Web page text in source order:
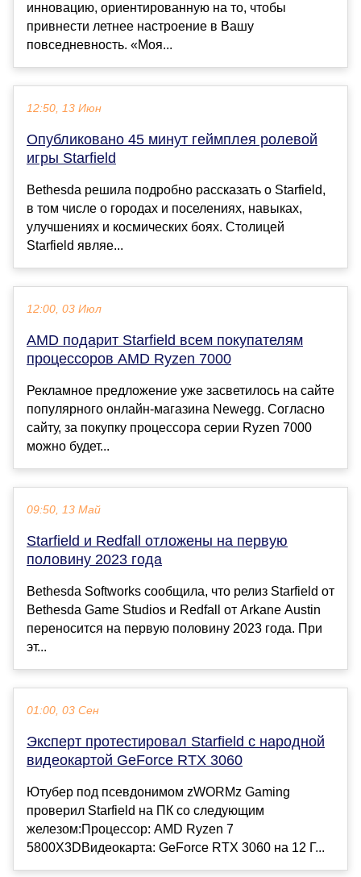
инновацию, ориентированную на то, чтобы
привнести летнее настроение в Вашу
повседневность. «Моя...
12:50, 13 Июн
Опубликовано 45 минут геймплея ролевой
игры Starfield
Bethesda решила подробно рассказать о Starfield,
в том числе о городах и поселениях, навыках,
улучшениях и космических боях. Столицей
Starfield являе...
12:00, 03 Июл
AMD подарит Starfield всем покупателям
процессоров AMD Ryzen 7000
Рекламное предложение уже засветилось на сайте
популярного онлайн-магазина Newegg. Согласно
сайту, за покупку процессора серии Ryzen 7000
можно будет...
09:50, 13 Май
Starfield и Redfall отложены на первую
половину 2023 года
Bethesda Softworks сообщила, что релиз Starfield от
Bethesda Game Studios и Redfall от Arkane Austin
переносится на первую половину 2023 года. При
эт...
01:00, 03 Сен
Эксперт протестировал Starfield с народной
видеокартой GeForce RTX 3060
Ютубер под псевдонимом zWORMz Gaming
проверил Starfield на ПК со следующим
железом:Процессор: AMD Ryzen 7
5800X3DВидеокарта: GeForce RTX 3060 на 12 Г...